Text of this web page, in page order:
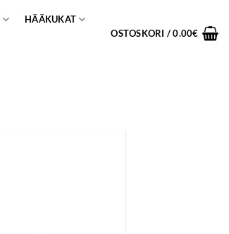
HÄÄKUKAT
OSTOSKORI /0.00€